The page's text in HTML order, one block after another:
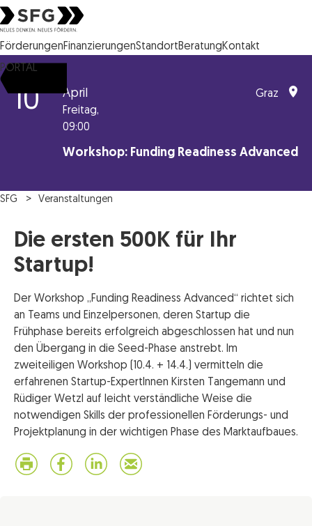
Steirische Wirtschaftsförderungsgesellschaft mbH SFG Logo
FörderungenFinanzierungenStandortBeratungKontakt
PORTAL
10 April
Freitag,
09:00
Workshop: Funding Readiness Advanced
Graz
SFG Veranstaltungen
Die ersten 500K für Ihr
Startup!
Der Workshop „Funding Readiness Advanced“ richtet sich
an Teams und Einzelpersonen, deren Startup die
Frühphase bereits erfolgreich abgeschlossen hat und nun
den Übergang in die Seed-Phase anstrebt. Im
zweiteiligen Workshop (10.4. + 14.4.) vermitteln die
erfahrenen Startup-ExpertInnen Kirsten Tangemann und
Rüdiger Wetzl auf leicht verständliche Weise die
notwendigen Skills der professionellen Förderungs- und
Projektplanung in der wichtigen Phase des Marktaufbaues.